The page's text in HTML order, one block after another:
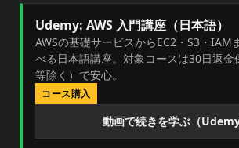
Udemy: AWS 入門講座（日本語）
AWSの基礎サービスからEC2・S3・IAM
べる日本語講座。対象コースは30日返金
等除く）で安心。
コース購入
動画で続きを学ぶ（Udemy